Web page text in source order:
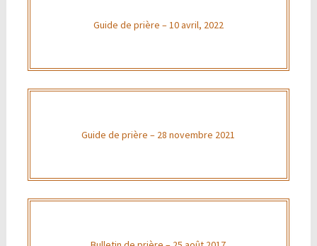
Guide de prière – 10 avril, 2022
Guide de prière – 28 novembre 2021